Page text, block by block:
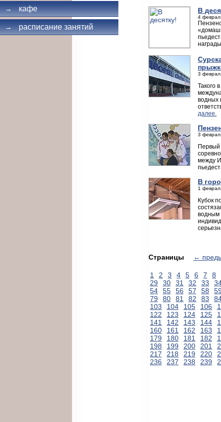
→ кафе
→ расписание занятий
В
4
3
Такого
водных
далее.
3
Первый
между
В
1
Кубок
водным
Страницы ←
1 2 3 4 5 6 7
8
29
30 31 32 33
54
55 56 57 58
79
80 81 82 83
103
104 105 106
122
123 124 125
141
142 143 144
160
161 162 163
179
180 181 182
198
199 200 201
217
218 219 220
236
237 238 239